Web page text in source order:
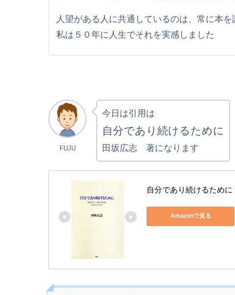
人望がある人に共通しているのは、常に本
私は５０年に人生でそれを実感しました
FUJU
今日は引用は
自分であり続けるために
田坂広志 著になります
自分であり続けるため
Amazonで見る